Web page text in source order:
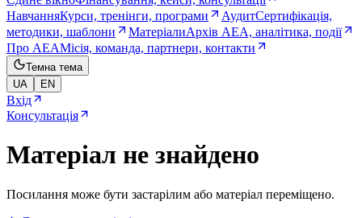
НавчанняКурси, тренінги, програми АудитСертифікація,
методики, шаблони
МатеріалиАрхів AEA, аналітика, події
Про AEAМісія, команда, партнери, контакти
Темна тема
UA
EN
Вхід
Консультація
Матеріал не знайдено
Посилання може бути застарілим або матеріал переміщено.